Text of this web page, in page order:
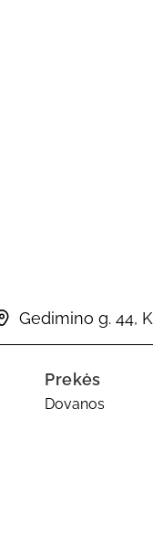
Gedimino g. 44,
Prekės
Dovanos